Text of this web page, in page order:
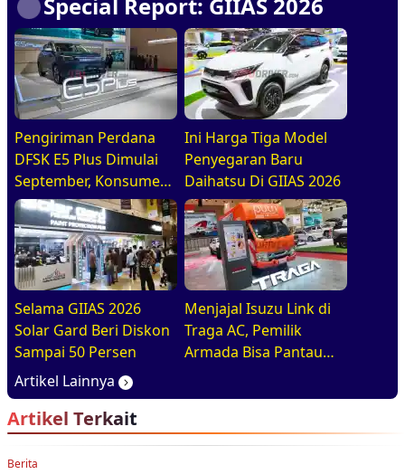
Pengiriman Perdana
DFSK E5 Plus Dimulai
September, Konsumen
Diajak Tur Pabrik
Ini Harga Tiga Model
Penyegaran Baru
Daihatsu Di GIIAS 2026
Selama GIIAS 2026
Solar Gard Beri Diskon
Sampai 50 Persen
Menjajal Isuzu Link di
Traga AC, Pemilik
Armada Bisa Pantau
Realtime
Artikel Lainnya
Artikel Terkait
Berita